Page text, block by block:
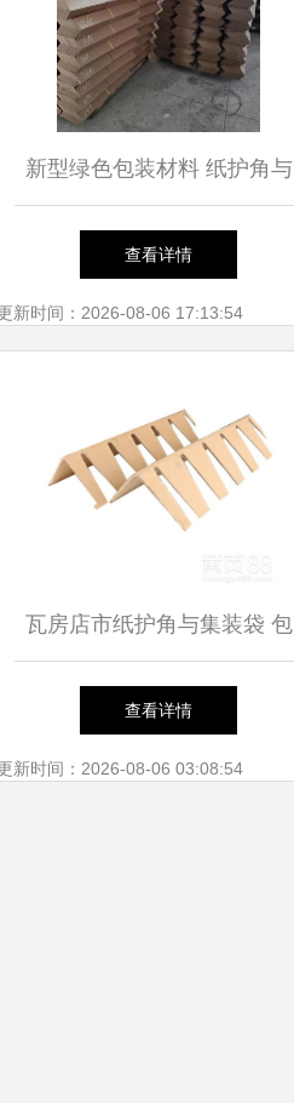
新型绿色包装材料 纸护角与
纸桶的应用与前景
查看详情
新时间：2026-08-06 17:13:54
瓦房店市纸护角与集装袋 包
装解决方案的完美搭配
查看详情
新时间：2026-08-06 03:08:54